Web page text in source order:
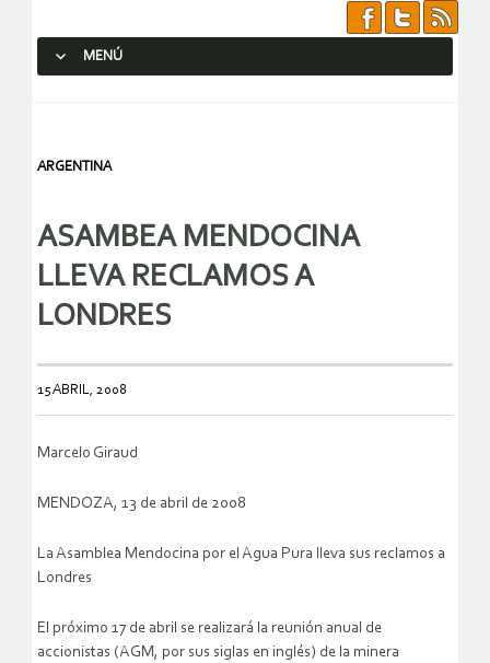
MENÚ
ARGENTINA
ASAMBEA MENDOCINA
LLEVA RECLAMOS A
LONDRES
15 ABRIL, 2008
Marcelo Giraud
MENDOZA, 13 de abril de 2008
La Asamblea Mendocina por el Agua Pura lleva sus reclamos a
Londres
El próximo 17 de abril se realizará la reunión anual de
accionistas (AGM, por sus siglas en inglés) de la minera